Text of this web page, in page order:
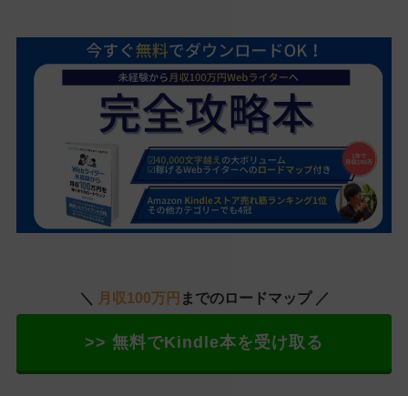
＼ 月収100万円 までのロードマップ ／
>> 無料でKindle本を受け取る